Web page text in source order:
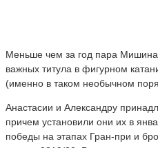
Меньше чем за год пара
важных титула в фигурном
(именно в таком необычном
Анастасии и Александру
причем установили они их в
победы на этапах Гран-при и